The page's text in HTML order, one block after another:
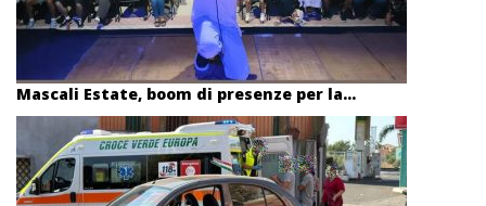
Mascali Estate, boom di presenze per la...